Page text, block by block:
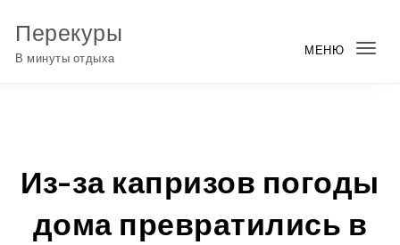
Перекуры
В минуты отдыха
МЕНЮ
Из-за капризов погоды
дома превратились в